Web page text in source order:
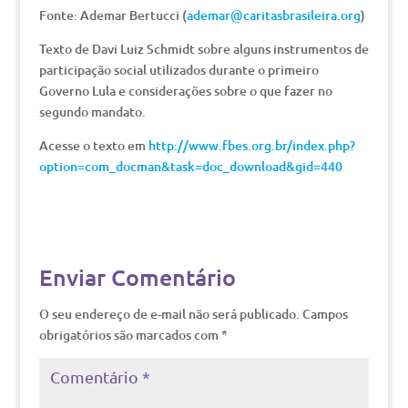
Fonte: Ademar Bertucci (ademar@caritasbrasileira.org)
Texto de Davi Luiz Schmidt sobre alguns instrumentos de
participação social utilizados durante o primeiro
Governo Lula e considerações sobre o que fazer no
segundo mandato.
Acesse o texto em http://www.fbes.org.br/index.php?
option=com_docman&task=doc_download&gid=440
Enviar Comentário
O seu endereço de e-mail não será publicado. Campos
obrigatórios são marcados com *